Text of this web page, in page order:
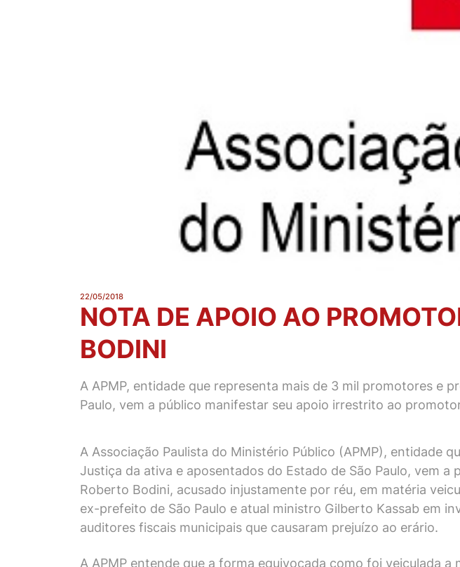
22/05/2018
NOTA DE APOIO AO
BODINI
A APMP, entidade que representa mais de 3 mil promotores e
Paulo, vem a público manifestar seu apoio irrestrito ao
A Associação Paulista do Ministério Público (APMP), entidade
Justiça da ativa e aposentados do Estado de São Paulo, vem
Roberto Bodini, acusado injustamente por réu, em matéria
ex-prefeito de São Paulo e atual ministro Gilberto Kassab em
auditores fiscais municipais que causaram prejuízo ao erário.
A APMP entende que a forma equivocada como foi veiculada